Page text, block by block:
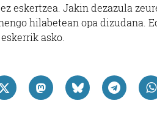
eskertzea. Jakin dezazula
hilabetean opa dizudana.
asko.